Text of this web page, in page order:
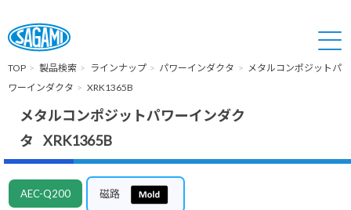
TOP 製品検索 ラインナップ パワーインダクタ
メタルコンポジットパ
ワーインダクタ
XRK1365B
メタルコンポジットパワーインダク
タ XRK1365B
AEC-Q200 磁路